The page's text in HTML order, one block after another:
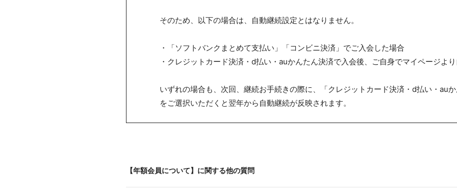
そのため、以下の場合は、自動継続設定とはなりません。
・「ソフトバンクまとめて支払い」「コンビニ決済」でご入会した場合
・クレジットカード決済・d払い・auかんたん決済で入会後、ご自身でマイページよ
いずれの場合も、次回、継続お手続きの際に、「クレジットカード決済・d払い・au
をご選択いただくと翌年から自動継続が反映されます。
【年額会員について】に関する他の質問